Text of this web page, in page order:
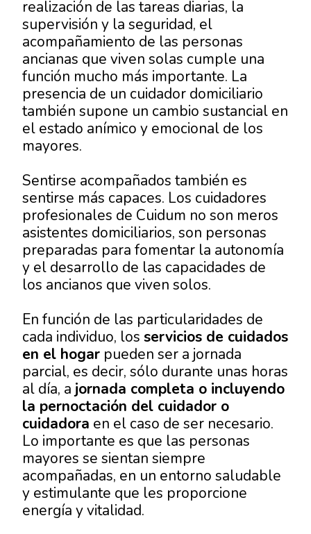
realización de las tareas diarias, la
supervisión y la seguridad, el
acompañamiento de las personas
ancianas que viven solas cumple una
función mucho más importante. La
presencia de un cuidador domiciliario
también supone un cambio sustancial en
el estado anímico y emocional de los
mayores.
Sentirse acompañados también es
sentirse más capaces. Los cuidadores
profesionales de Cuidum no son meros
asistentes domiciliarios, son personas
preparadas para fomentar la autonomía
y el desarrollo de las capacidades de
los ancianos que viven solos.
En función de las particularidades de
cada individuo, losservicios de cuidados
en el hogar pueden ser a jornada
parcial, es decir, sólo durante unas horas
al día, a jornada completa o incluyendo
la pernoctación del cuidador o
cuidadora en el caso de ser necesario.
Lo importante es que las personas
mayores se sientan siempre
acompañadas, en un entorno saludable
y estimulante que les proporcione
energía y vitalidad.